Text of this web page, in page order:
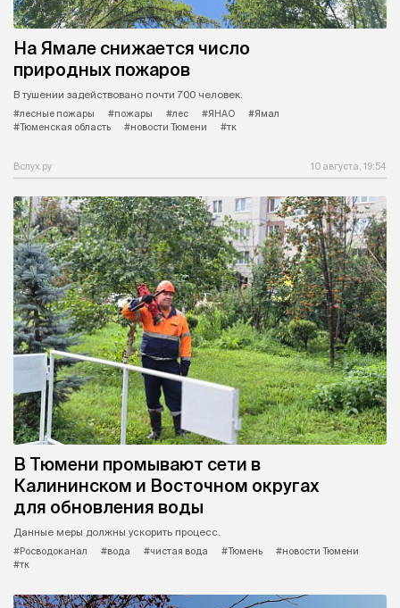
На Ямале снижается число
природных пожаров
В тушении задействовано почти 700 человек.
#лесные пожары
#пожары #лес #ЯНАО
#Ямал
#Тюменская область
#новости Тюмени #тк
Вслух.ру 10 августа, 19:54
В Тюмени промывают сети в
Калининском и Восточном округах
для обновления воды
Данные меры должны ускорить процесс.
#Росводоканал
#вода #чистая вода #Тюмень
#новости Тюмени
#тк